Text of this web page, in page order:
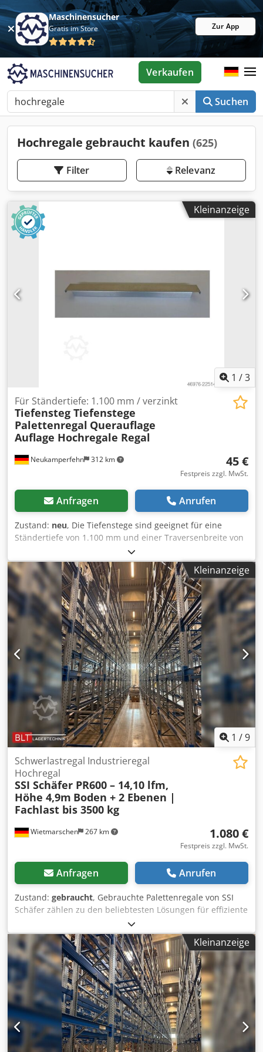
Maschinensucher
Gratis im Store Zur App
Suchen
Verkaufen
Hochregale gebraucht kaufen (625)
Filter Relevanz
Kleinanzeige
1 /3
Neukamperfehn 312 km
Für Ständertiefe: 1.100 mm / verzinkt
Tiefensteg Tiefenstege
Palettenregal Querauflage
Auflage Hochregale Regal
45 €
Festpreis zzgl. MwSt.
Anfragen Anrufen
Zustand: neu, Die Tiefenstege sind geeignet für eine
Ständertiefe von 1.100 mm und einer Traversenbreite von
50 mm. Aktuelle Lieferzeit: ca. 10 - 15 Werktage
(Fremdlager) Im Lieferumfang sind enthalten: 01x
Tiefensteg, neu Materialfarbe: sendzimir verzinkt
Gesamtlänge: ca. 1.108 mm Lichte Stützweite: ca. 998 mm
U-Profilabm.: ca. 40x100x40 mm Dcodpeztc E Hofx Aavsk
Materialstärke: ca. 3,00 mm Traversenauflage: ca. 50 mm
Gewicht / Stck.: ca. 6,00 kg
Kleinanzeige
1 /9
Wietmarschen 267 km
Schwerlastregal Industrieregal
Hochregal
SSI Schäfer PR600 – 14,10 lfm,
Höhe 4,9m Boden + 2 Ebenen |
Fachlast bis 3500 kg
1.080 €
Festpreis zzgl. MwSt.
Anfragen Anrufen
Zustand: gebraucht, Gebrauchte Palettenregale von SSI
Schäfer zählen zu den beliebtesten Lösungen für effiziente
und sichere Lagerhaltung. Dieses Schwerlastregal-System
ist ideal für Lagerhallen, Industrie- und Logistikbetriebe,
die stabile und langlebige Regale für die Lagerung von
Euro-Paletten benötigen. Die bewährte PR600-Bauweise
bietet hohe Traglast, maximale Flexibilität und passt
perfekt für die Einlagerung von Waren mit hohem Gewicht.
Gebraucht kaufen bedeutet hier: geprüfte Markenqualität
zu einem besonders attraktiven Preis – sofort verfügbar für
Neubau, Umbau oder Erweiterung Ihres bestehenden
Regalsystems. Individuell anpassbar: Die Regalrahmen
(Typ P120) können auf Ihre Wunschhöhe umgebaut
Kleinanzeige